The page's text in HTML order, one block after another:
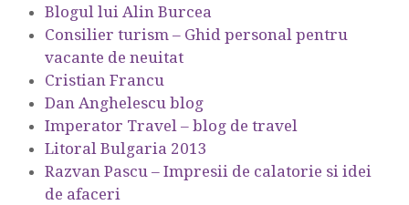
Blogul lui Alin Burcea
Consilier turism – Ghid personal pentru
vacante de neuitat
Cristian Francu
Dan Anghelescu blog
Imperator Travel – blog de travel
Litoral Bulgaria 2013
Razvan Pascu – Impresii de calatorie si idei
de afaceri